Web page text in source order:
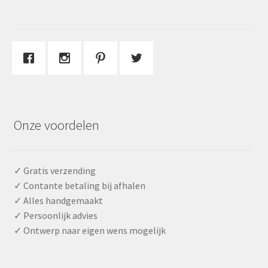
Onze voordelen
✓ Gratis verzending
✓ Contante betaling bij afhalen
✓ Alles handgemaakt
✓ Persoonlijk advies
✓ Ontwerp naar eigen wens mogelijk